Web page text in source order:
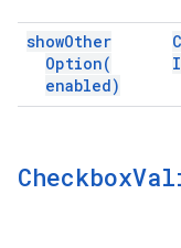
showOther
Option(
enabled)
Checkbox